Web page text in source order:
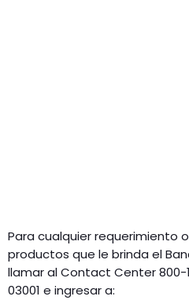
Para cualquier requerimiento
productos que le brinda el
llamar al Contact Center 800-
03001 e ingresar a: